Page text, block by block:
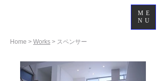
ME
NU
Home > Works > スペンサー